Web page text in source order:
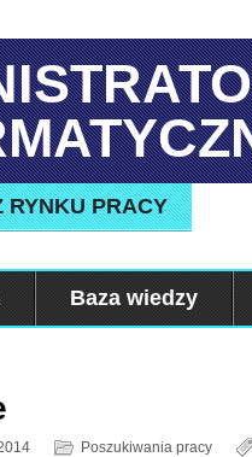
RYNKU PRACY
Baza wiedzy
Poszukiwania pracy